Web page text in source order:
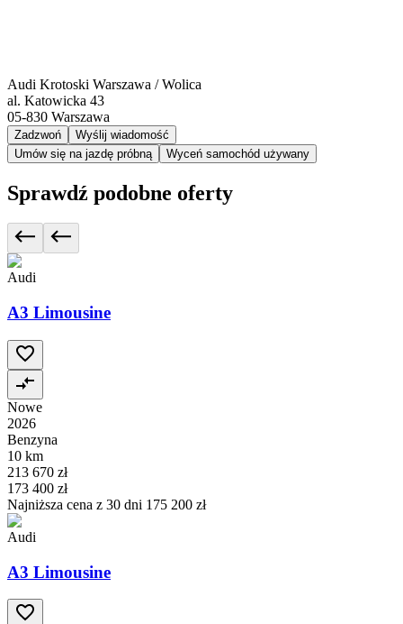
Audi Krotoski Warszawa / Wolica
al. Katowicka 43
05-830 Warszawa
Zadzwoń
Wyślij wiadomość
Umów się na jazdę próbną
Wyceń samochód używany
Sprawdź podobne oferty
Audi
A3 Limousine
Nowe
2026
Benzyna
10 km
213 670 zł
173 400 zł
Najniższa cena z 30 dni 175 200 zł
Audi
A3 Limousine